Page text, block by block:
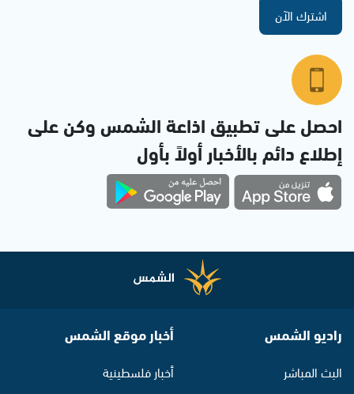
اشترك الآن
احصل على تطبيق اذاعة الشمس وكن على
إطلاع دائم بالأخبار أولاً بأول
راديو الشمس
البث المباشر
أخبار موقع الشمس
أخبار فلسطينية